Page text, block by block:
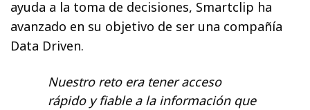
ayuda a la toma de decisiones, Smartclip ha
avanzado en su objetivo de ser una compañía
Data Driven.
Nuestro reto era tener acceso
rápido y fiable a la información que